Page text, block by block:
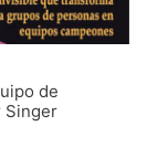
de
Singer